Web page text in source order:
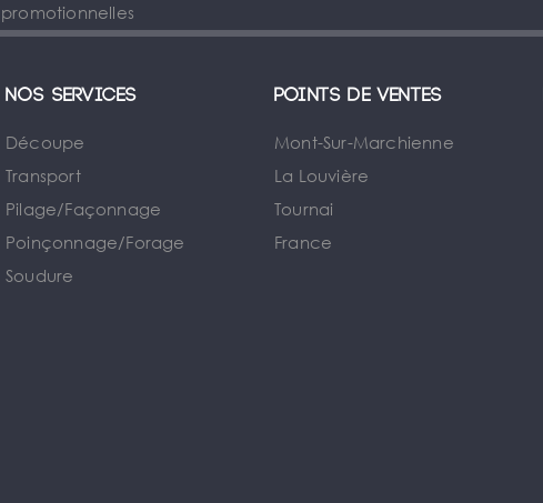
promotionnelles
Nos services
Découpe
Transport
Pilage/Façonnage
Poinçonnage/Forage
Soudure
Points de ventes
Mont-Sur-Marchienne
La Louvière
Tournai
France